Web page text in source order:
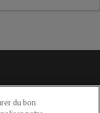
du bon